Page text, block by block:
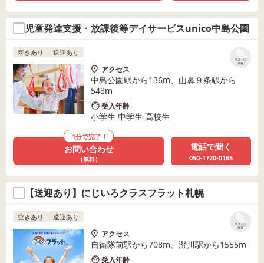
児童発達支援・放課後等デイサービスunico中島公園
リストに
保存
空きあり 送迎あり
アクセス
中島公園駅から136m、山鼻９条駅から
548m
受入年齢
小学生 中学生 高校生
1分で完了！
お問い合わせ
（無料）
電話で聞く
050-1720-0165
【送迎あり】にじいろクラスフラット札幌
リストに
保存
空きあり 送迎あり
アクセス
自衛隊前駅から708m、澄川駅から1555m
受入年齢